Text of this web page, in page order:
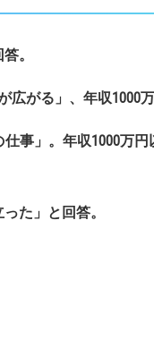
。
広がる」、 年収1000
事」。 年収1000万円
た」と回答。